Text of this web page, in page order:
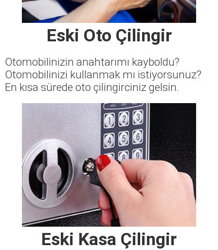
Eski Oto Çilingir
Otomobilinizin anahtarımı kayboldu?
Otomobilinizi kullanmak mı istiyorsunuz?
En kısa sürede oto çilingirciniz gelsin.
Eski Kasa Çilingir